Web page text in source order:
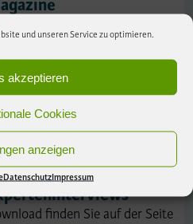
und unseren Service zu optimieren.
akzeptieren
Cookies
anzeigen
DatenschutzImpressum
finden Sie auf der Seite